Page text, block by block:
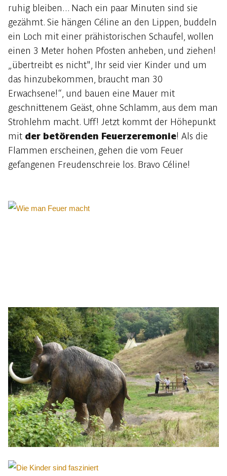
ruhig bleiben... Nach ein paar Minuten sind sie
gezähmt. Sie hängen Céline an den Lippen, buddeln
ein Loch mit einer prähistorischen Schaufel, wollen
einen 3 Meter hohen Pfosten anheben, und ziehen!
„übertreibt es nicht", Ihr seid vier Kinder und um
das hinzubekommen, braucht man 30
Erwachsene!“, und bauen eine Mauer mit
geschnittenem Geäst, ohne Schlamm, aus dem man
Strohlehm macht. Uff! Jetzt kommt der Höhepunkt
mit der betörenden Feuerzeremonie! Als die
Flammen erscheinen, gehen die vom Feuer
gefangenen Freudenschreie los. Bravo Céline!